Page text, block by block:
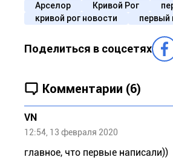
Арселор Кривой Рог
кривой рог новости
первый
Поделиться в соцсетях
Комментарии (6)
VN
12:54, 13 февраля 2020
главное, что первые написали))